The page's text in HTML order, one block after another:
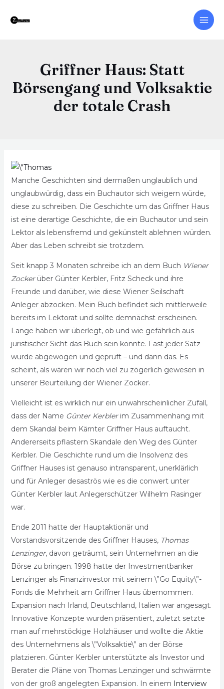
Griffner Haus: Statt
Börsengang und Volksaktie
der totale Crash
Manche Geschichten sind dermaßen unglaublich und
unglaubwürdig, dass ein Buchautor sich weigern würde,
diese zu schreiben. Die Geschichte um das Griffner Haus
ist eine derartige Geschichte, die ein Buchautor und sein
Lektor als lebensfremd und gekünstelt ablehnen würden.
Aber das Leben schreibt sie trotzdem.
Seit knapp 3 Monaten schreibe ich an dem Buch Wiener
Zockerüber Günter Kerbler, Fritz Scheck und ihre
Freunde und darüber, wie diese Wiener Seilschaft
Anleger abzocken. Mein Buch befindet sich mittlerweile
bereits im Lektorat und sollte demnächst erscheinen.
Lange haben wir überlegt, ob und wie gefährlich aus
juristischer Sicht das Buch sein könnte. Fast jeder Satz
wurde abgewogen und geprüft – und dann das. Es
scheint, als wären wir noch viel zu zögerlich gewesen in
unserer Beurteilung der Wiener Zocker.
Vielleicht ist es wirklich nur ein unwahrscheinlicher Zufall,
dass der Name Günter Kerblerim Zusammenhang mit
dem Skandal beim Kärnter Griffner Haus auftaucht.
Andererseits pflastern Skandale den Weg des Günter
Kerbler. Die Geschichte rund um die Insolvenz des
Griffner Hauses ist genauso intransparent, unerklärlich
und für Anleger desaströs wie es die conwert unter
Günter Kerbler laut Anlegerschützer Wilhelm Rasinger
war.
Ende 2011 hatte der Hauptaktionär und
Vorstandsvorsitzende des Griffner Hauses, Thomas
Lenzinger, davon geträumt, sein Unternehmen an die
Börse zu bringen. 1998 hatte der Investmentbanker
Lenzinger als Finanzinvestor mit seinem \”Go Equity\”-
Fonds die Mehrheit am Griffner Haus übernommen.
Expansion nach Irland, Deutschland, Italien war angesagt.
Innovative Konzepte wurden präsentiert, zuletzt setzte
man auf mehrstöckige Holzhäuser und wollte die Aktie
des Unternehmens als \”Volksaktie\” an der Börse
platzieren. Günter Kerbler unterstützte als Investor und
Berater die Pläne von Thomas Lenzinger und schwärmte
von der groß angelegten Expansion. In einem
Interview